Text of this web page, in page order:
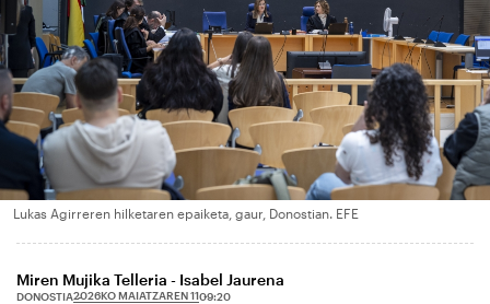
Lukas Agirreren hilketaren epaiketa, gaur, Donostian. EFE
Miren Mujika Telleria - Isabel Jaurena
DONOSTIA2026KO MAIATZAREN 1109:20